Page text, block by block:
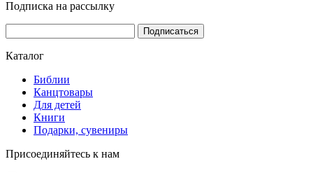
Подписка на рассылку
Каталог
Библии
Канцтовары
Для детей
Книги
Подарки, сувениры
Присоединяйтесь к нам